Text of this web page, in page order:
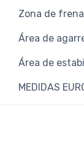
Zona de
Área de
Área de
MEDIDAS